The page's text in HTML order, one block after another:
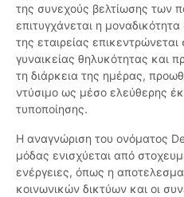
της συνεχούς βελτίωσης των
επιτυγχάνεται η
της εταιρείας
γυναικείας θηλυκότητας και
τη διάρκεια της ημέρας,
ντύσιμο ως μέσο ελεύθερης
τυποποίησης.
Η αναγνώριση του ονόματος
μόδας ενισχύεται από
ενέργειες, όπως η
κοινωνικών δικτύων και οι